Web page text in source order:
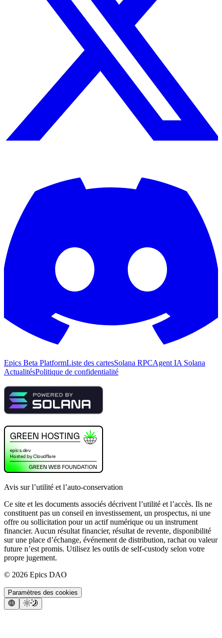
Epics Beta PlatformListe des cartesSolana RPCAgent IA Solana
ActualitésPolitique de confidentialité
Avis sur l’utilité et l’auto-conservation
Ce site et les documents associés décrivent l’utilité et l’accès. Ils ne
constituent pas un conseil en investissement, un prospectus, ni une
offre ou sollicitation pour un actif numérique ou un instrument
financier. Aucun résultat financier, résultat de revente, disponibilité
sur une place d’échange, événement de distribution, rachat ou valeur
future n’est promis. Utilisez les outils de self-custody selon votre
propre jugement.
© 2026 Epics DAO
Paramètres des cookies